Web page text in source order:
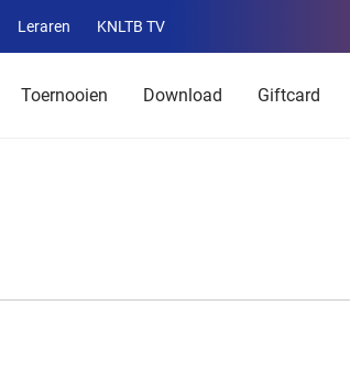
Leraren KNLTB TV
Service
menu
Toernooien Download Giftcard